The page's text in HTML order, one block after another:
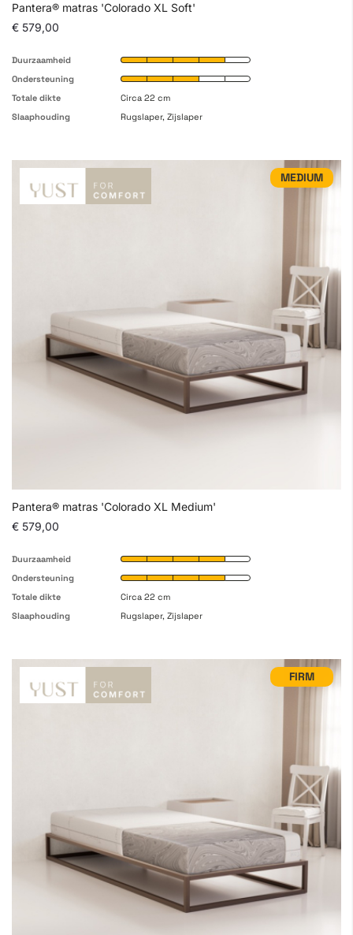
Pantera® matras 'Colorado XL Soft'
€ 579,00
Duurzaamheid
Ondersteuning
Totale dikte
Circa 22 cm
Slaaphouding
Rugslaper, Zijslaper
MEDIUM
Pantera® matras 'Colorado XL Medium'
€ 579,00
Duurzaamheid
Ondersteuning
Totale dikte
Circa 22 cm
Slaaphouding
Rugslaper, Zijslaper
FIRM